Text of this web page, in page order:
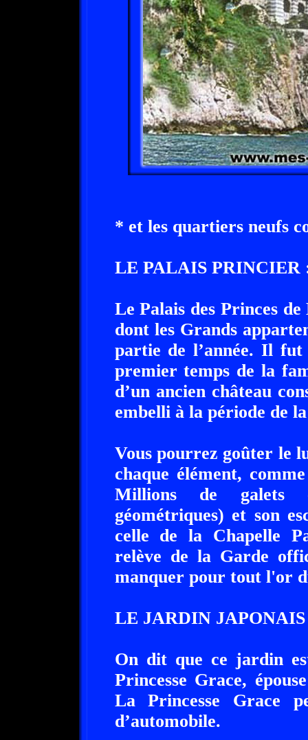
* et les quartiers neufs
LE PALAIS PRINCIER
Le Palais des Princes
dont les Grands
partie de l’année. Il
premier temps de la
d’un ancien château
embelli à la période de
Vous pourrez goûter le
chaque élément,
Millions de galets
géométriques) et son
celle de la Chapelle
relève de la Garde
manquer pour tout l'or
LE JARDIN JAPONAIS
On dit que ce jardin
Princesse Grace,
La Princesse Grace
d’automobile.